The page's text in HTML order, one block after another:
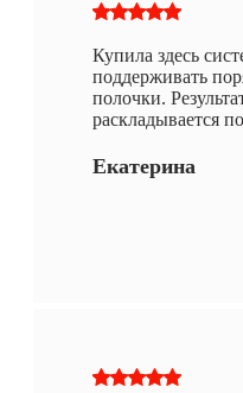
Купила здесь
поддерживать
полочки.
раскладывается
Екатерина